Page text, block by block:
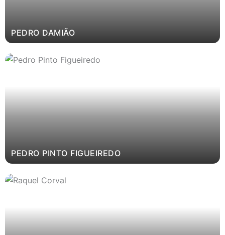
PEDRO DAMIÃO
PEDRO PINTO FIGUEIREDO